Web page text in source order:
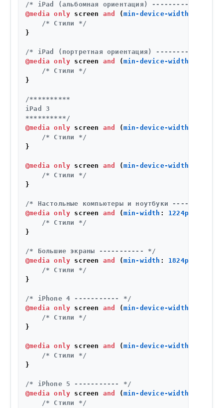
/* iPad (альбомная ориентация) ----------- */
@media
only screen and (min-device-width
/* Стили */
}
/* iPad (портретная ориентация) ----------- */
@media
only screen and (min-device-width
/* Стили */
}
/**********
iPad 3
**********/
@media
only screen and (min-device-width
/* Стили */
}
@media only screen and (min-device-width
/* Стили */
}
/* Настольные компьютеры и ноутбуки -----------
@media
only screen and (min-width : 1224px
/* Стили */
}
/* Большие экраны ----------- */
@media
only screen and (min-width : 1824px
/* Стили */
}
/* iPhone 4 ----------- */
@media
only screen and (min-device-width
/* Стили */
}
@media only screen and (min-device-width
/* Стили */
}
/* iPhone 5 ----------- */
@media
only screen and (min-device-width
/* Стили */